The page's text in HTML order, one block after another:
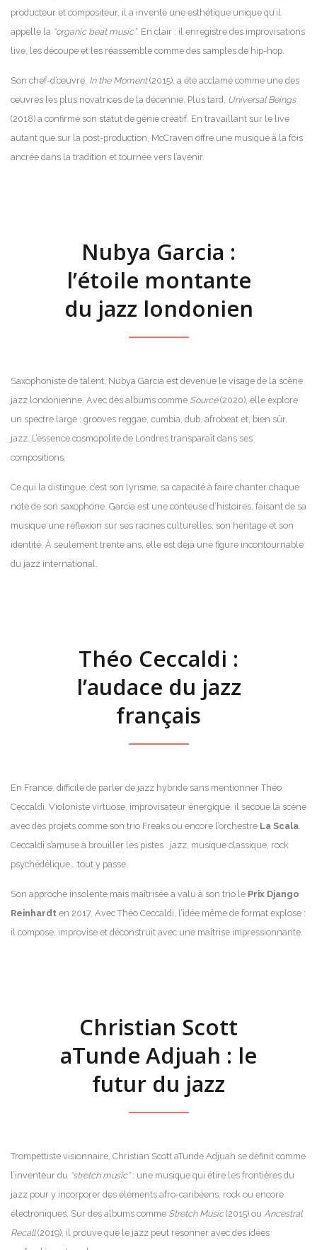
producteur et compositeur, il a inventé une esthétique unique qu’il
appelle la “organic beat music”. En clair : il enregistre des improvisations
live, les découpe et les réassemble comme des samples de hip-hop.
Son chef-d’œuvre, In the Moment(2015), a été acclamé comme une des
œuvres les plus novatrices de la décennie. Plus tard,
Universal Beings
(2018) a confirmé son statut de génie créatif. En travaillant sur le live
autant que sur la post-production, McCraven offre une musique à la fois
ancrée dans la tradition et tournée vers l’avenir.
Nubya Garcia :
l’étoile montante
du jazz londonien
Saxophoniste de talent, Nubya Garcia est devenue le visage de la scène
jazz londonienne. Avec des albums comme Source(2020), elle explore
un spectre large : grooves reggae, cumbia, dub, afrobeat et, bien sûr,
jazz. L’essence cosmopolite de Londres transparaît dans ses
compositions.
Ce qui la distingue, c’est son lyrisme, sa capacité à faire chanter chaque
note de son saxophone. Garcia est une conteuse d’histoires, faisant de sa
musique une réflexion sur ses racines culturelles, son héritage et son
identité. À seulement trente ans, elle est déjà une figure incontournable
du jazz international.
Théo Ceccaldi :
l’audace du jazz
français
En France, difficile de parler de jazz hybride sans mentionner Théo
Ceccaldi. Violoniste virtuose, improvisateur énergique, il secoue la scène
avec des projets comme son trio Freaks ou encore l’orchestre La Scala
Ceccaldi s’amuse à brouiller les pistes : jazz, musique classique, rock
psychédélique… tout y passe.
Son approche insolente mais maîtrisée a valu à son trio le Prix Django
Reinhardt en 2017. Avec Théo Ceccaldi, l’idée même de format explose :
il compose, improvise et déconstruit avec une maîtrise impressionnante.
Christian Scott
aTunde Adjuah : le
futur du jazz
Trompettiste visionnaire, Christian Scott aTunde Adjuah se définit comme
l’inventeur du “stretch music”: une musique qui étire les frontières du
jazz pour y incorporer des éléments afro-caribéens, rock ou encore
électroniques. Sur des albums comme Stretch Music(2015) ou Ancestral
Recall(2019), il prouve que le jazz peut résonner avec des idées